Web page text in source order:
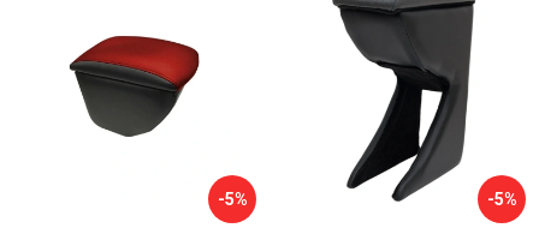
-5% -5%